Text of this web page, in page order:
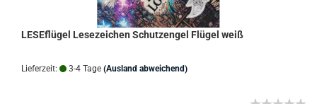
LESEflügel Lesezeichen Schutzengel Flügel weiß
Lieferzeit: 3-4 Tage (Ausland abweichend)